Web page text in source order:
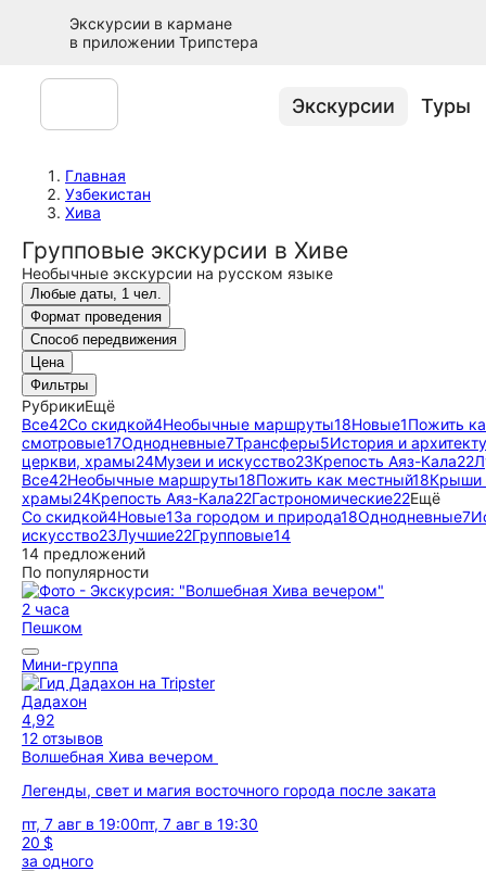
Экскурсии в кармане
в приложении Трипстера
Экскурсии Туры
Главная
Узбекистан
Хива
Групповые экскурсии в Хиве
Необычные экскурсии на русском языке
Любые даты, 1 чел.
Формат проведения
Способ передвижения
Цена
Фильтры
РубрикиЕщё
Все42Со скидкой4Необычные маршруты18Новые1Пожить
смотровые17Однодневные7Трансферы5История и
церкви, храмы24Музеи и искусство23Крепость Аяз-Кала22
Все42Необычные маршруты18Пожить как местный18Крыши
храмы24Крепость Аяз-Кала22Гастрономические22Ещё
Со скидкой4Новые1За городом и природа18Однодневные7
искусство23Лучшие22Групповые14
14 предложений
По популярности
2 часа
Пешком
Мини-группа
Дадахон
4,92
12 отзывов
Волшебная Хива вечером
Легенды, свет и магия восточного города после заката
пт, 7 авг в 19:00пт, 7 авг в 19:30
20 $
за одного